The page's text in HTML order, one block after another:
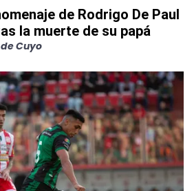
de Rodrigo De Paul
la muerte de su papá
Cuyo